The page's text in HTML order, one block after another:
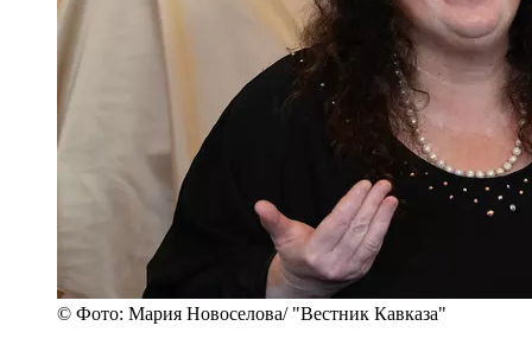
© Фото: Мария Новоселова/ "Вестник Кавказа"